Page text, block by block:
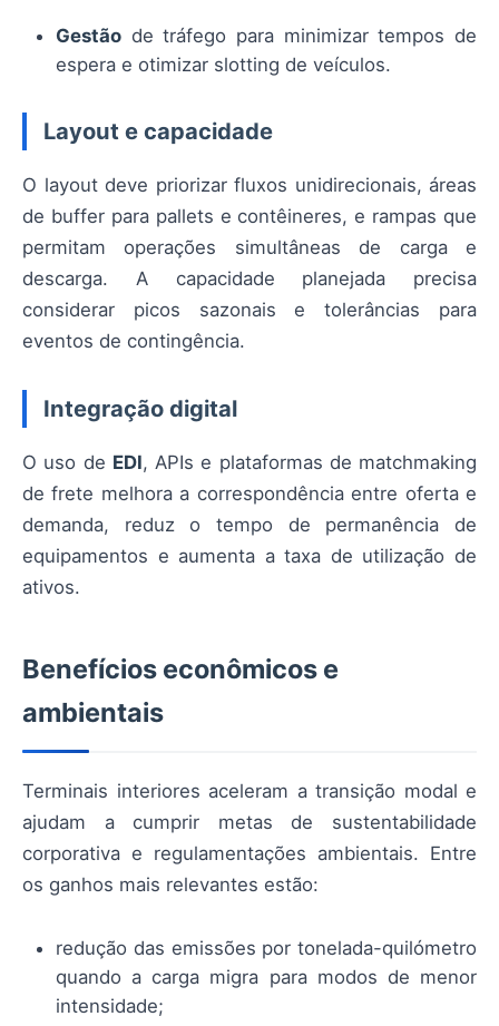
Gestão de tráfego para minimizar tempos de
espera e otimizar slotting de veículos.
Layout e capacidade
O layout deve priorizar fluxos unidirecionais, áreas
de buffer para pallets e contêineres, e rampas que
permitam operações simultâneas de carga e
descarga. A capacidade planejada precisa
considerar picos sazonais e tolerâncias para
eventos de contingência.
Integração digital
O uso de EDI, APIs e plataformas de matchmaking
de frete melhora a correspondência entre oferta e
demanda, reduz o tempo de permanência de
equipamentos e aumenta a taxa de utilização de
ativos.
Benefícios econômicos e
ambientais
Terminais interiores aceleram a transição modal e
ajudam a cumprir metas de sustentabilidade
corporativa e regulamentações ambientais. Entre
os ganhos mais relevantes estão:
redução das emissões por tonelada-quilómetro
quando a carga migra para modos de menor
intensidade;